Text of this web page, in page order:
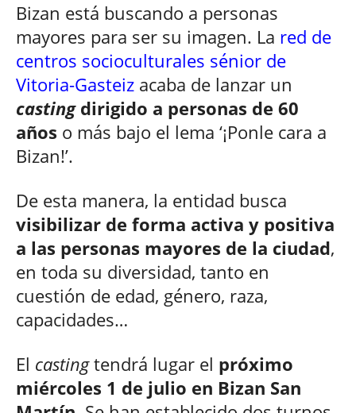
Bizan está buscando a personas
mayores para ser su imagen. La red de
centros socioculturales sénior de
Vitoria-Gasteiz acaba de lanzar un
castingdirigido a personas de 60
años o más bajo el lema ‘¡Ponle cara a
Bizan!’.
De esta manera, la entidad busca
visibilizar de forma activa y positiva
a las personas mayores de la ciudad,
en toda su diversidad, tanto en
cuestión de edad, género, raza,
capacidades…
El castingtendrá lugar el próximo
miércoles 1 de julio en Bizan San